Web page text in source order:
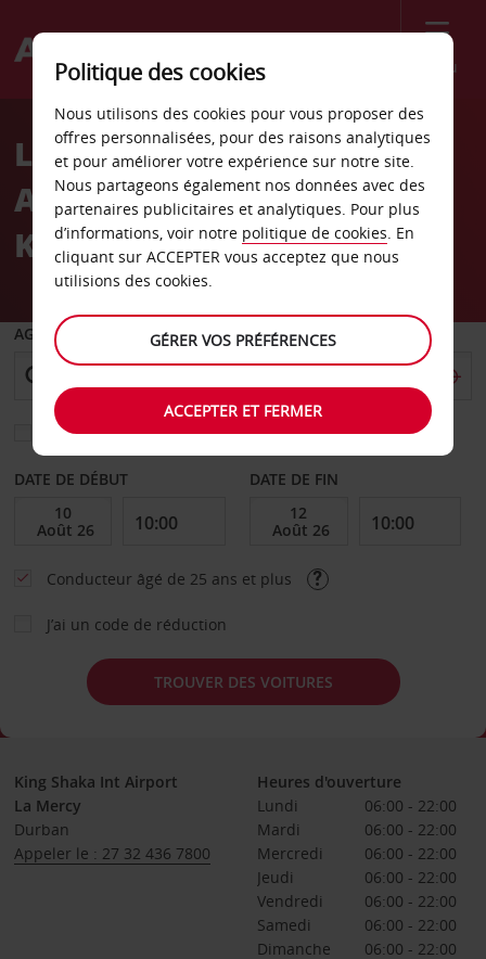
Menu
Welcome
AvisLocation de voiture
Aéroport international
King Shaka
AGENCE DE DÉPART
Sélectionnez une autre agence de retour
DATE DE DÉBUT DATE DE FIN
Conducteur âgé de 25 ans et plus
J’ai un code de réduction
TROUVER DES VOITURES
King Shaka Int Airport
La Mercy
Durban
Appeler le : 27 32 436 7800
Heures d'ouverture
Lundi
06:00 - 22:00
Mardi
06:00 - 22:00
Mercredi
06:00 - 22:00
Jeudi
06:00 - 22:00
Vendredi
06:00 - 22:00
Samedi
06:00 - 22:00
Dimanche
06:00 - 22:00
Politique des cookies
Nous utilisons des cookies pour vous proposer des
offres personnalisées, pour des raisons analytiques
et pour améliorer votre expérience sur notre site.
Nous partageons également nos données avec des
partenaires publicitaires et analytiques. Pour plus
d’informations, voir notre politique de cookies. En
cliquant sur ACCEPTER vous acceptez que nous
utilisions des cookies.
GÉRER VOS PRÉFÉRENCES
ACCEPTER ET FERMER